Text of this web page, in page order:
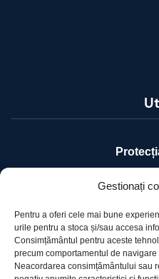
Gestionați
Pentru a oferi cele mai bune
urile pentru a stoca și/sau accesa
Consimțământul pentru aceste
precum comportamentul de
Neacordarea consimțământului sau
Ro